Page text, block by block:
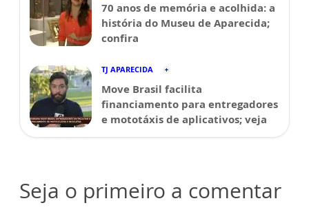
70 anos de memória e acolhida: a
história do Museu de Aparecida;
confira
TJ APARECIDA
Move Brasil facilita
financiamento para entregadores
e mototáxis de aplicativos; veja
Seja o primeiro a comentar